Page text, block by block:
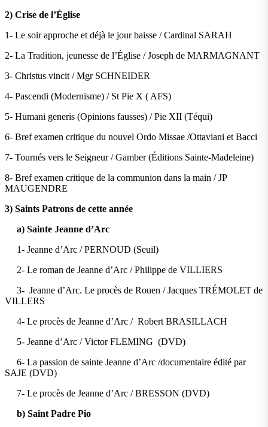
2) Crise de l’Église
1- Le soir approche et déjà le jour baisse / Cardinal SARAH
2- La Tradition, jeunesse de l’Église / Joseph de MARMAGNANT
3- Christus vincit / Mgr SCHNEIDER
4- Pascendi (Modernisme) / St Pie X ( AFS)
5- Humani generis (Opinions fausses) / Pie XII (Téqui)
6- Bref examen critique du nouvel Ordo Missae /Ottaviani et Bacci
7- Tournés vers le Seigneur / Gamber (Éditions Sainte-Madeleine)
8- Bref examen critique de la communion dans la main / JP
MAUGENDRE
3) Saints Patrons de cette année
a) Sainte Jeanne d’Arc
1- Jeanne d’Arc / PERNOUD (Seuil)
2- Le roman de Jeanne d’Arc / Philippe de VILLIERS
3- Jeanne d’Arc. Le procès de Rouen / Jacques TRÉMOLET de
VILLERS
4- Le procès de Jeanne d’Arc / Robert BRASILLACH
5- Jeanne d’Arc / Victor FLEMING (DVD)
6- La passion de sainte Jeanne d’Arc /documentaire édité par
SAJE (DVD)
7- Le procès de Jeanne d’Arc / BRESSON (DVD)
b) Saint Padre Pio